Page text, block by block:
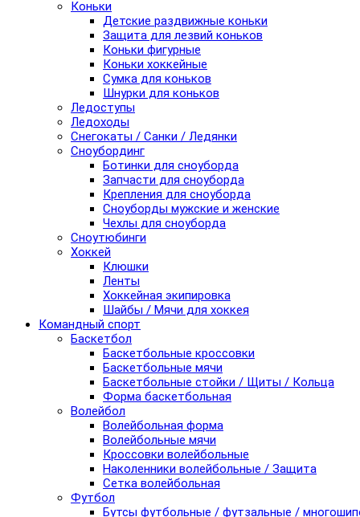
Коньки
Детские раздвижные коньки
Защита для лезвий коньков
Коньки фигурные
Коньки хоккейные
Сумка для коньков
Шнурки для коньков
Ледоступы
Ледоходы
Снегокаты / Санки / Ледянки
Сноубординг
Ботинки для сноуборда
Запчасти для сноуборда
Крепления для сноуборда
Сноуборды мужские и женские
Чехлы для сноуборда
Сноутюбинги
Хоккей
Клюшки
Ленты
Хоккейная экипировка
Шайбы / Мячи для хоккея
Командный спорт
Баскетбол
Баскетбольные кроссовки
Баскетбольные мячи
Баскетбольные стойки / Щиты / Кольца
Форма баскетбольная
Волейбол
Волейбольная форма
Волейбольные мячи
Кроссовки волейбольные
Наколенники волейбольные / Защита
Сетка волейбольная
Футбол
Бутсы футбольные / футзальные /